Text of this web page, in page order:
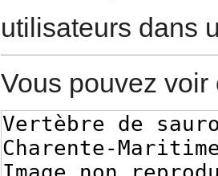
utilisateurs dans
Vous pouvez